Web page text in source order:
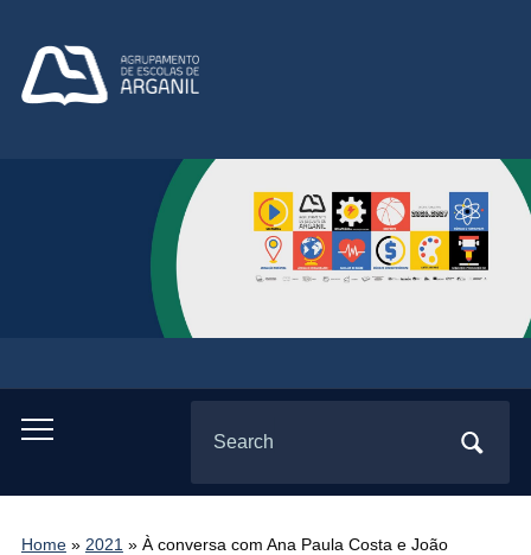
Toggle
menu
for:
Home» 2021 » À conversa com Ana Paula Costa e João